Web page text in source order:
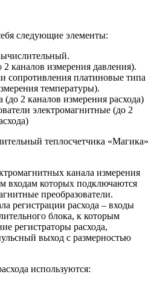
следующие элементы:
2 каналов измерения давления).
сопротивления платиновые типа
температуры).
(до 2 каналов измерения расхода)
электромагнитные (до 2
теплосчетчика «Магика»
канала измерения
входам которых подключаются
преобразователи.
регистрации расхода – входы
блока, к которым
регистраторы расхода,
выход с размерностью
используются: